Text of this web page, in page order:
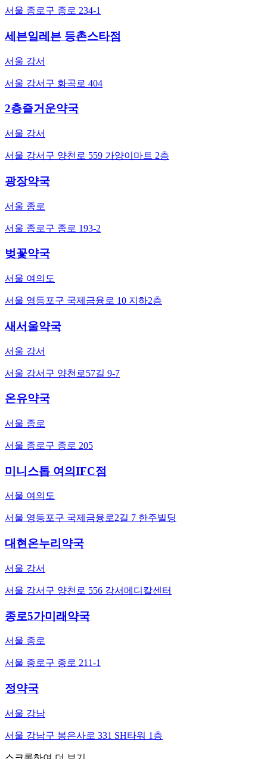
서울 종로구 종로 234-1
세븐일레븐 등촌스타점
서울 강서
서울 강서구 화곡로 404
2층즐거운약국
서울 강서
서울 강서구 양천로 559 가양이마트 2층
광장약국
서울 종로
서울 종로구 종로 193-2
벚꽃약국
서울 여의도
서울 영등포구 국제금융로 10 지하2층
새서울약국
서울 강서
서울 강서구 양천로57길 9-7
온유약국
서울 종로
서울 종로구 종로 205
미니스톱 여의IFC점
서울 여의도
서울 영등포구 국제금융로2길 7 한주빌딩
대현온누리약국
서울 강서
서울 강서구 양천로 556 강서메디칼센터
종로5가미래약국
서울 종로
서울 종로구 종로 211-1
정약국
서울 강남
서울 강남구 봉은사로 331 SH타워 1층